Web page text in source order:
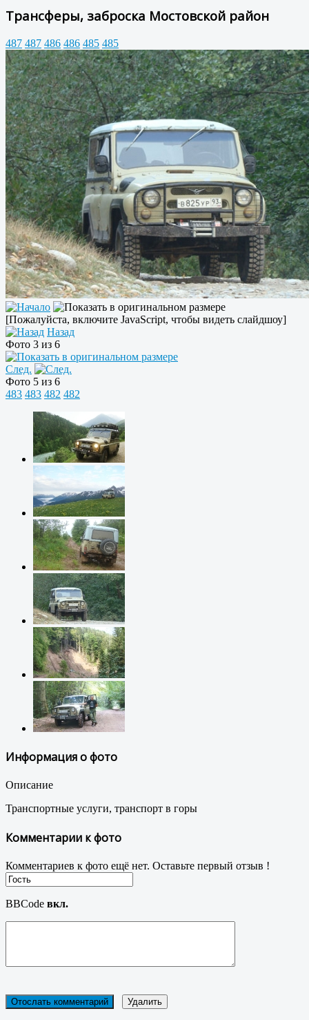
Трансферы, заброска Мостовской район
487 487 486 486 485 485
[Пожалуйста, включите JavaScript, чтобы видеть слайдшоу]
Назад
Фото 3 из 6
След.
Фото 5 из 6
483 483 482 482
Информация о фото
Описание
Транспортные услуги, транспорт в горы
Комментарии к фото
Комментариев к фото ещё нет. Оставьте первый отзыв !
BBCode вкл.